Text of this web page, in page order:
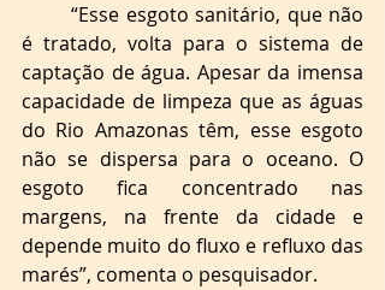
“Esse esgoto sanitário, que não
é tratado, volta para o sistema de
captação de água. Apesar da imensa
capacidade de limpeza que as águas
do Rio Amazonas têm, esse esgoto
não se dispersa para o oceano. O
esgoto fica concentrado nas
margens, na frente da cidade e
depende muito do fluxo e refluxo das
marés”, comenta o pesquisador.